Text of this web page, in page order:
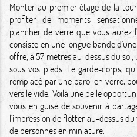
Monter au premier étage de la
profiter de moments
plancher de verre que vous aurez
consiste en une longue bande
offre, à 57 mètres au-dessus du sol,
sous vos pieds. Le garde-corps,
remplacé par une paroi en verre,
vers le vide. Voilà une belle
vous en guise de souvenir à
l'impression de flotter au-dessus
de personnes en miniature.